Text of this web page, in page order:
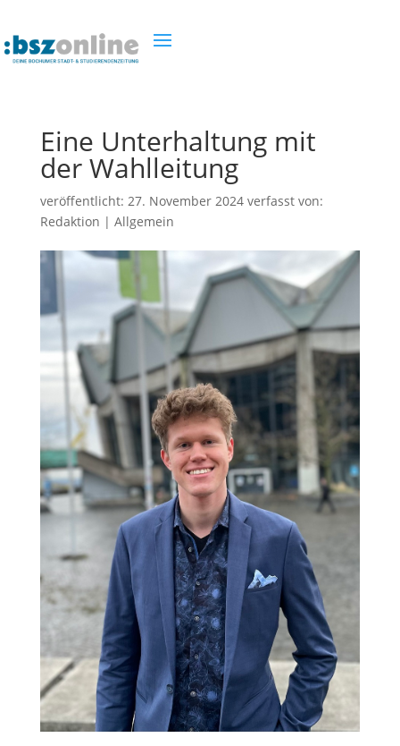
Eine Unterhaltung mit
der Wahlleitung
veröffentlicht: 27. November 2024verfasst von:
Redaktion | Allgemein